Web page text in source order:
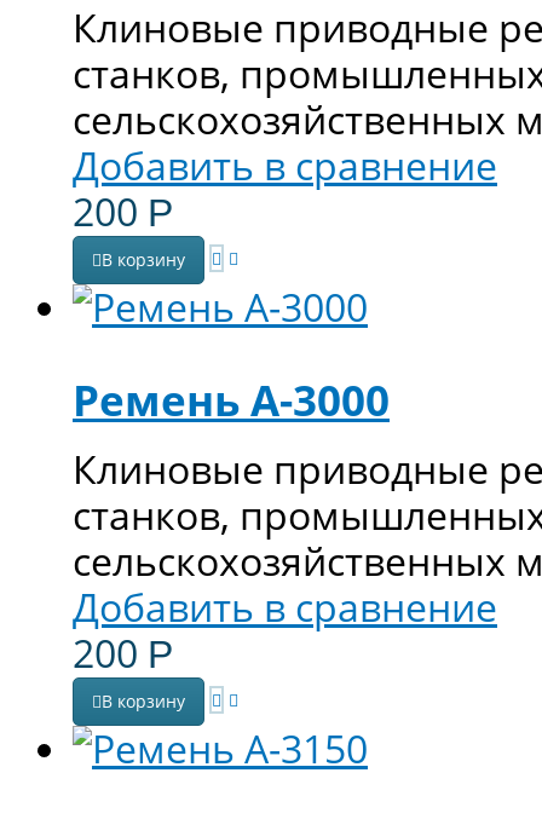
Клиновые приводные
станков,
Добавить в сравнение
200 Р
В корзину
Ремень А-3000
Клиновые приводные
станков,
Добавить в сравнение
200 Р
В корзину